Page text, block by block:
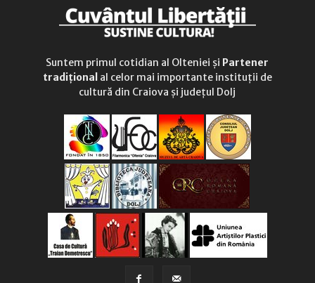
Suntem primul cotidian al Olteniei și Partener
tradițional al celor mai importante instituții de
cultură din Craiova și județul Dolj